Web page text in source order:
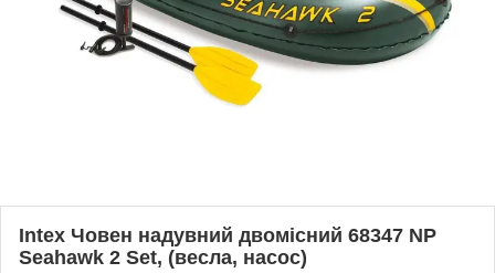
Intex Човен надувний двомісний 68347 NP
Seahawk 2 Set, (весла, насос)